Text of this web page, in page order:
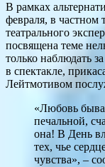
В рамках
февраля, в частном
театрального
посвящена теме
только наблюдать
в спектакле,
Лейтмотивом
«Любовь
печальной,
она! В День
тех, чье
чувства», –